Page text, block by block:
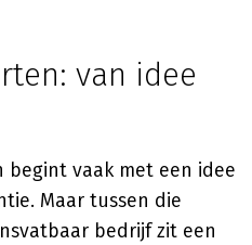
van idee
vaak met een idee
Maar tussen die
bedrijf zit een